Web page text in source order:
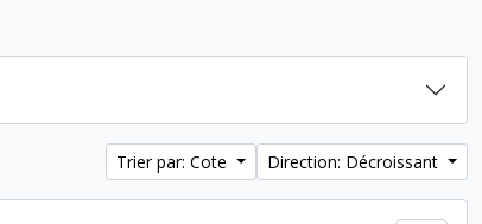
Trier par: Cote Direction: Décroissant